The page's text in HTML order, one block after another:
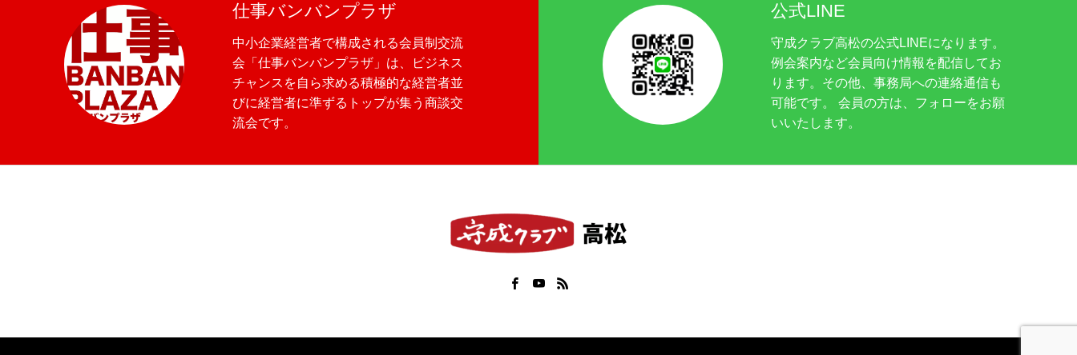
仕事バンバンプラザ
中小企業経営者で構成される会員制交流
会「仕事バンバンプラザ」は、ビジネス
チャンスを自ら求める積極的な経営者並
びに経営者に準ずるトップが集う商談交
流会です。
公式LINE
守成クラブ高松の公式LINEになります。
例会案内など会員向け情報を配信してお
ります。その他、事務局への連絡通信も
可能です。 会員の方は、フォローをお願
いいたします。